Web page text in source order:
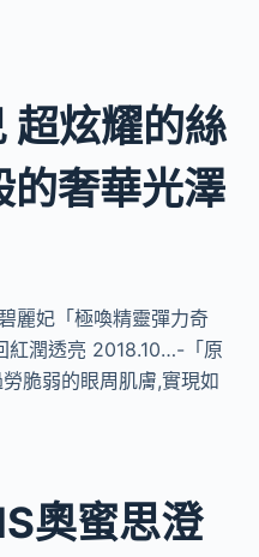
超炫耀的絲
的奢華光澤
麗妃「極喚精靈彈力奇
紅潤透亮 2018.10…-「原
脆弱的眼周肌膚,實現如
奧蜜思澄